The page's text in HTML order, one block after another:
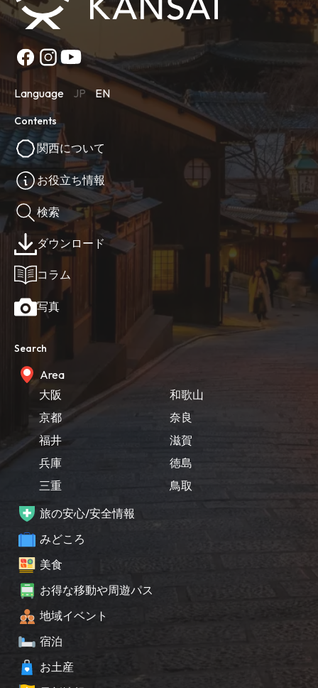
Language JP EN
Contents
関西について
お役立ち情報
検索
ダウンロード
コラム
写真
Search
Area
大阪
京都
福井
兵庫
三重
和歌山
奈良
滋賀
徳島
鳥取
旅の安心/安全情報
みどころ
美食
お得な移動や周遊パス
地域イベント
宿泊
お土産